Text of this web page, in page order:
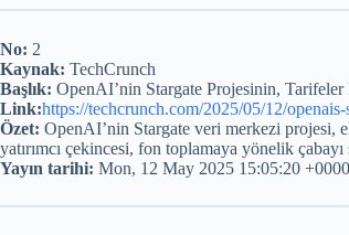
No: 2
Kaynak: TechCrunch
Başlık: OpenAI’nin Stargate Projesinin,
Link:https://techcrunch.com/2025/05/12/
Özet: OpenAI’nin Stargate veri merkezi projesi,
yatırımcı çekincesi, fon toplamaya yönelik
Yayın tarihi: Mon, 12 May 2025 15:05:20 +0000